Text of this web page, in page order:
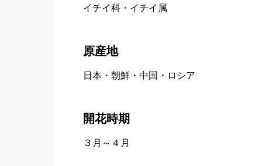
イチイ科・イチイ属
原産地
日本・朝鮮・中国・ロシア
開花時期
３月～４月